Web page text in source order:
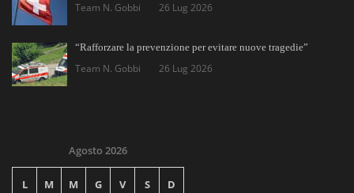
Team N. Gobbi 26 Lug 2026
“Rafforzare la prevenzione per evitare nuove tragedie”
Team N. Gobbi 26 Lug 2026
Agosto 2026
L M M G V S D